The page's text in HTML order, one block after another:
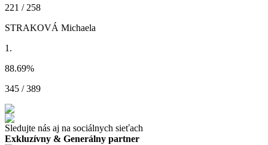
221 / 258
STRAKOVÁ Michaela
1.
88.69%
345 / 389
Sledujte nás aj na sociálnych sieťach
Exkluzívny & Generálny partner